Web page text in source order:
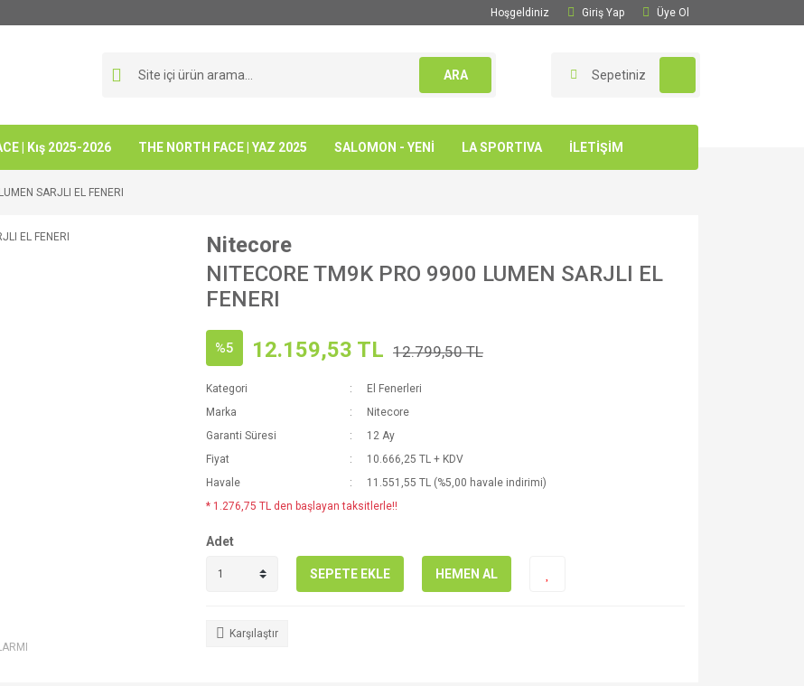
Hoşgeldiniz Giriş Yap Üye Ol
ARA Sepetiniz
| Kış 2025-2026 THE NORTH FACE | YAZ 2025 SALOMON - YENİ LA SPORTIVA İLETİŞİM
SARJLI EL FENERI
Nitecore
NITECORE TM9K PRO 9900 LUMEN SARJLI EL
FENERI
%5 12.159,53 TL 12.799,50 TL
Kategori
El Fenerleri
Marka
Nitecore
Garanti Süresi
12 Ay
Fiyat
10.666,25 TL + KDV
Havale
11.551,55 TL (%5,00 havale indirimi)
* 1.276,75 TL den başlayan taksitlerle!!
Adet
SEPETE EKLE HEMEN AL
Karşılaştır